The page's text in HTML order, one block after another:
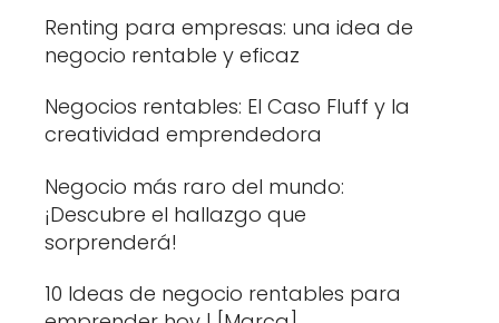
Renting para empresas: una idea de
negocio rentable y eficaz
Negocios rentables: El Caso Fluff y la
creatividad emprendedora
Negocio más raro del mundo:
¡Descubre el hallazgo que
sorprenderá!
10 Ideas de negocio rentables para